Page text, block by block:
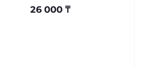
26 000 ₸